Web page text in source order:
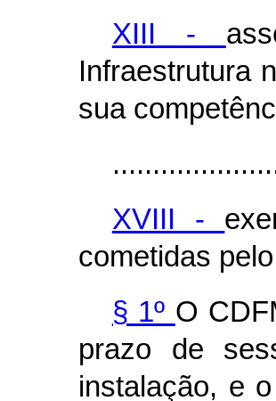
XIII -
Infraestrutura
sua
XVIII -
cometidas
§ 1º O
prazo de
instalação, e